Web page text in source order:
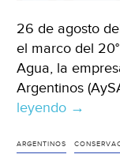
26 de agosto
el marco del
Agua, la
Argentinos
leyendo
celebra
→
ARGENTINOS